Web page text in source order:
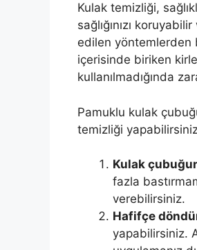
Kulak temizliği,
sağlığınızı
edilen yöntemlerden
içerisinde biriken
kullanılmadığında
Pamuklu kulak
temizliği
Kulak
fazla
verebilirsiniz.
Hafifçe
yapabilirsiniz.